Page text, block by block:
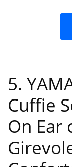
5.
Cuffie
On Ear